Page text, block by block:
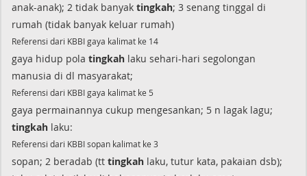
anak-anak); 2 tidak banyak tingkah; 3 senang tinggal di
rumah (tidak banyak keluar rumah)
Referensi dari KBBI gaya kalimat ke 14
gaya hidup pola tingkah laku sehari-hari segolongan
manusia di dl masyarakat;
Referensi dari KBBI gaya kalimat ke 5
gaya permainannya cukup mengesankan; 5 n lagak lagu;
tingkah laku:
Referensi dari KBBI sopan kalimat ke 3
sopan; 2 beradab (tt tingkah laku, tutur kata, pakaian dsb);